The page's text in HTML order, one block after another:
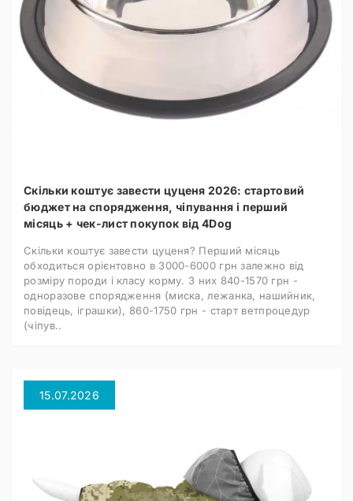
Скільки коштує завести цуценя 2026: стартовий
бюджет на спорядження, чіпування і перший
місяць + чек-лист покупок від 4Dog
Скільки коштує завести цуценя? Перший місяць
обходиться орієнтовно в 3000-6000 грн залежно від
розміру породи і класу корму. З них 840-1570 грн -
одноразове спорядження (миска, лежанка, нашийник,
повідець, іграшки), 860-1750 грн - старт ветпроцедур
(чіпув..
15.07.2026